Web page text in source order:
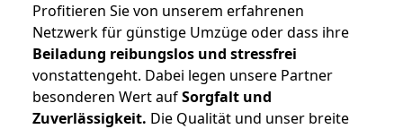
Profitieren Sie von unserem erfahrenen
Netzwerk für günstige Umzüge oder dass ihre
Beiladung reibungslos und stressfrei
vonstattengeht. Dabei legen unsere Partner
besonderen Wert aufSorgfalt und
Zuverlässigkeit. Die Qualität und unser breite